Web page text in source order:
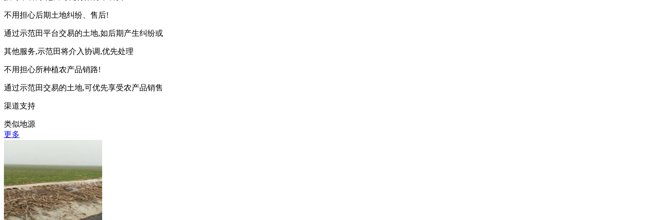
不用担心后期土地纠纷、售后!
通过示范田平台交易的土地,如后期产生纠纷或
其他服务,示范田将介入协调,优先处理
不用担心所种植农产品销路!
通过示范田交易的土地,可优先享受农产品销售
渠道支持
类似地源
更多